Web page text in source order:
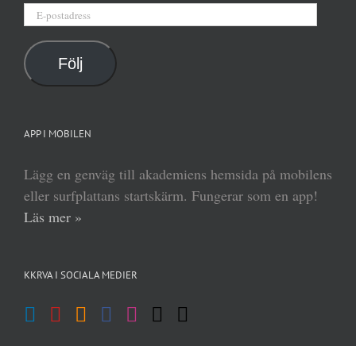
Följ
APP I MOBILEN
Lägg en genväg till akademiens hemsida på mobilens
eller surfplattans startskärm. Fungerar som en app!
Läs mer »
KKRVA I SOCIALA MEDIER